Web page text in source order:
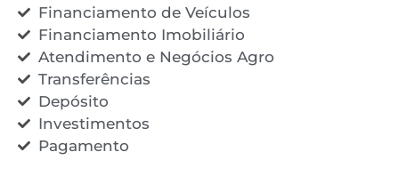
Financiamento de Veículos
Financiamento Imobiliário
Atendimento e Negócios Agro
Transferências
Depósito
Investimentos
Pagamento